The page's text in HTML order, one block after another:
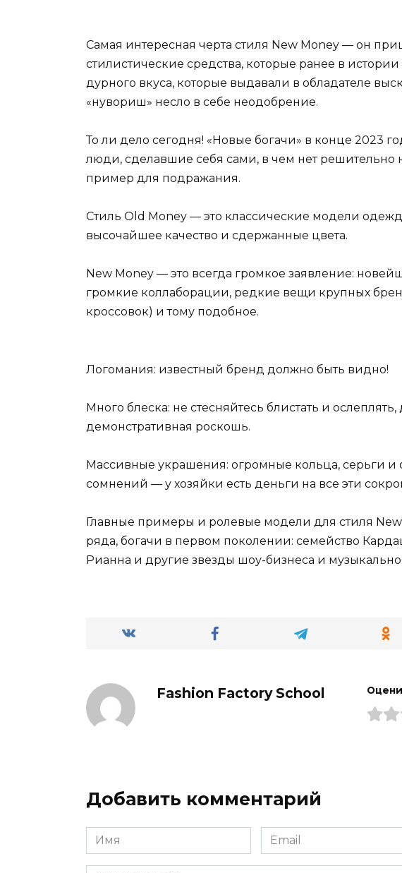
Самая интересная черта стиля New Money — он
стилистические средства, которые ранее в
дурного вкуса, которые выдавали в обладателе
«нувориш» несло в себе неодобрение.
То ли дело сегодня! «Новые богачи» в конце 2023
люди, сделавшие себя сами, в чем нет решительно
пример для подражания.
Стиль Old Money — это классические модели
высочайшее качество и сдержанные цвета.
New Money — это всегда громкое заявление:
громкие коллаборации, редкие вещи крупных
кроссовок) и тому подобное.
Логомания: известный бренд должно быть видно!
Много блеска: не стесняйтесь блистать и ослеплять,
демонстративная роскошь.
Массивные украшения: огромные кольца, серьги и
сомнений — у хозяйки есть деньги на все эти
Главные примеры и ролевые модели для стиля
ряда, богачи в первом поколении: семейство
Рианна и другие звезды шоу-бизнеса и
Fashion Factory School
Добавить комментарий
Имя
*
Email
*